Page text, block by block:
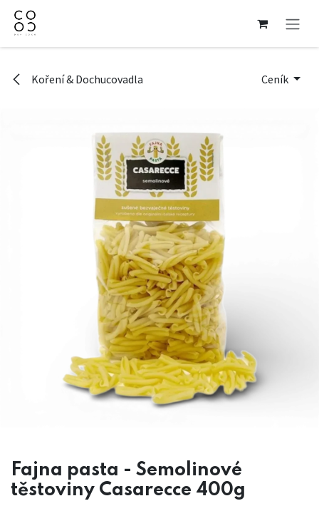
Přejít na obsah
Koření & Dochucovadla Ceník
Fajna pasta - Semolinové
těstoviny Casarecce 400g